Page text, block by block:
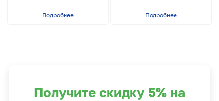
Подробнее Подробнее
Получите скидку 5% на